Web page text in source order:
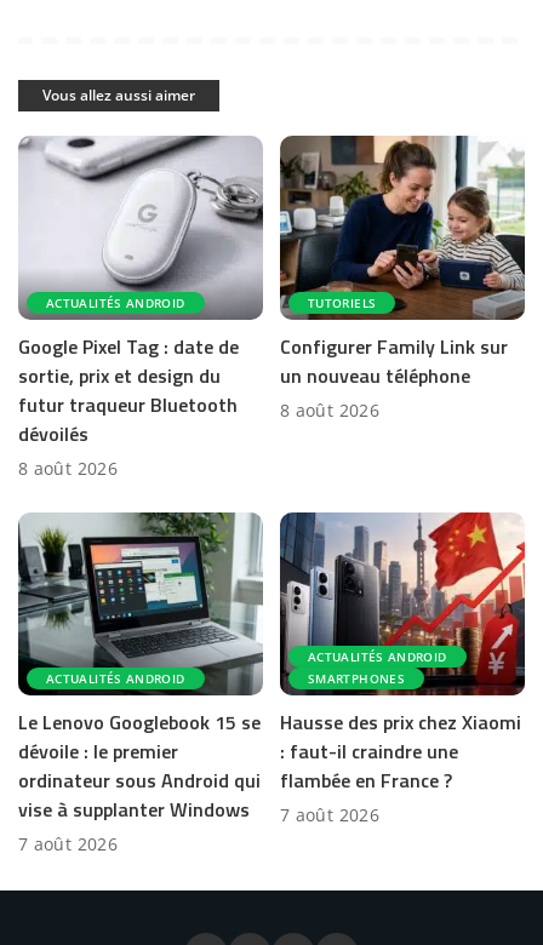
Vous allez aussi aimer
ACTUALITÉS ANDROID
Google Pixel Tag : date de
sortie, prix et design du
futur traqueur Bluetooth
dévoilés
8 août 2026
TUTORIELS
Configurer Family Link sur
un nouveau téléphone
8 août 2026
ACTUALITÉS ANDROID
Le Lenovo Googlebook 15 se
dévoile : le premier
ordinateur sous Android qui
vise à supplanter Windows
7 août 2026
ACTUALITÉS ANDROID
SMARTPHONES
Hausse des prix chez Xiaomi
: faut-il craindre une
flambée en France ?
7 août 2026